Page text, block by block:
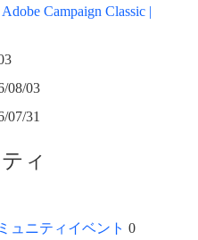
Campaign Classic |
08/03
07/31
ィ
ュニティイベント 0